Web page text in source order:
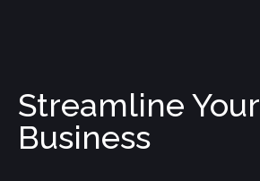
Streamline Your
Business